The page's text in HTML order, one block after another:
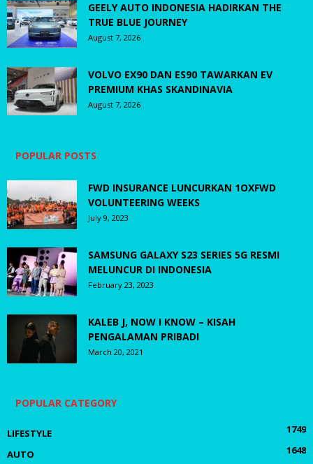
GEELY AUTO INDONESIA HADIRKAN THE
TRUE BLUE JOURNEY
August 7, 2026
VOLVO EX90 DAN ES90 TAWARKAN EV
PREMIUM KHAS SKANDINAVIA
August 7, 2026
POPULAR POSTS
FWD INSURANCE LUNCURKAN 1OXFWD
VOLUNTEERING WEEKS
July 9, 2023
SAMSUNG GALAXY S23 SERIES 5G RESMI
MELUNCUR DI INDONESIA
February 23, 2023
KALEB J, NOW I KNOW – KISAH
PENGALAMAN PRIBADI
March 20, 2021
POPULAR CATEGORY
LIFESTYLE
1749
AUTO
1648